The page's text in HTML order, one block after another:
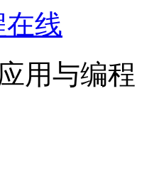
在线
用与编程